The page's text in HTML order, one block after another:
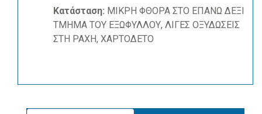
Κατάσταση: ΜΙΚΡΗ ΦΘΟΡΑ ΣΤΟ ΕΠΑΝΩ ΔΕΞΙ
ΤΜΗΜΑ ΤΟΥ ΕΞΩΦΥΛΛΟΥ, ΛΙΓΕΣ ΟΞΥΔΩΣΕΙΣ
ΣΤΗ ΡΑΧΗ, ΧΑΡΤΟΔΕΤΟ